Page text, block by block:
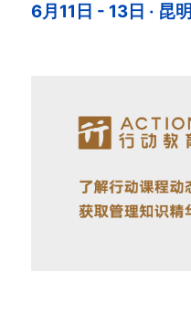
6月11日 - 13日 · 昆明